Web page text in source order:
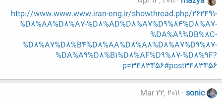
http://www.www.www.iran-eng.ir/showthread.php/262491-
%D8%AA%D8%A7-%D8%AD%D8%A7%D9%84%D8%A7-
%DA%A9%DB%8C-
%D8%A7%D8%B4%D8%AA%D8%A8%D8%A7%D9%87-
%DA%A9%D8%B1%D8%AF%D9%87-%D8%9F?
p=3483456#post3483456
sonic
Mar 22, 2011